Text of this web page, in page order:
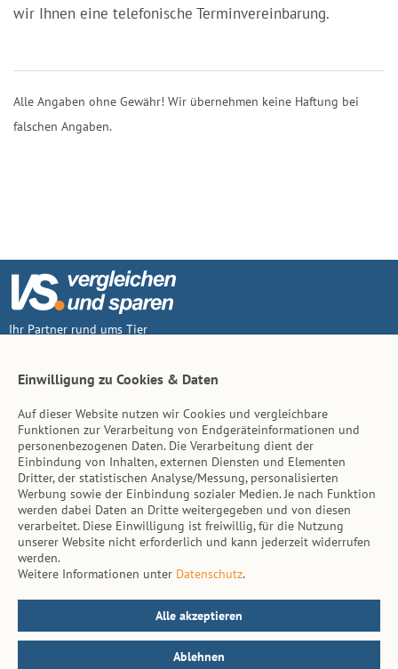
wir Ihnen eine telefonische Terminvereinbarung.
Alle Angaben ohne Gewähr! Wir übernehmen keine Haftung bei
falschen Angaben.
Ihr Partner rund ums Tier
Inhalt
Tierarzt-Suche
Hinweise
AGB
Impressum
Datenschutz
Kontakt
Einwilligung zu Cookies & Daten
Auf dieser Website nutzen wir Cookies und vergleichbare
Funktionen zur Verarbeitung von Endgeräteinformationen und
personenbezogenen Daten. Die Verarbeitung dient der
Einbindung von Inhalten, externen Diensten und Elementen
Dritter, der statistischen Analyse/Messung, personalisierten
Werbung sowie der Einbindung sozialer Medien. Je nach Funktion
werden dabei Daten an Dritte weitergegeben und von diesen
verarbeitet. Diese Einwilligung ist freiwillig, für die Nutzung
unserer Website nicht erforderlich und kann jederzeit widerrufen
werden.
Weitere Informationen unter Datenschutz.
Alle akzeptieren
Ablehnen